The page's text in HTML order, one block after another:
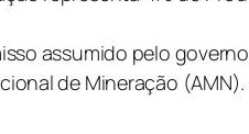
assumido pelo
de Mineração